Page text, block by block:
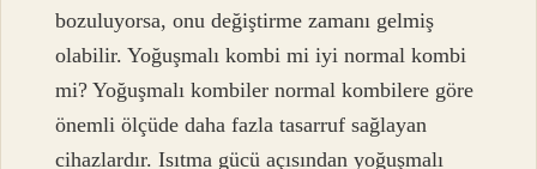
bozuluyorsa, onu değiştirme zamanı gelmiş
olabilir. Yoğuşmalı kombi mi iyi normal kombi
mi? Yoğuşmalı kombiler normal kombilere göre
önemli ölçüde daha fazla tasarruf sağlayan
cihazlardır. Isıtma gücü açısından yoğuşmalı